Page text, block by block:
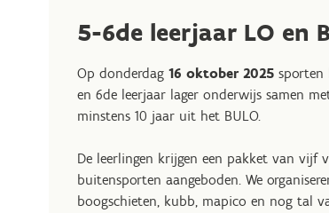
5-6de leerjaar LO en
Op donderdag 16 oktober 2025 sporten
en 6de leerjaar lager onderwijs samen
minstens 10 jaar uit het BULO.
De leerlingen krijgen een pakket van vijf
buitensporten aangeboden. We
boogschieten, kubb, mapico en nog tal